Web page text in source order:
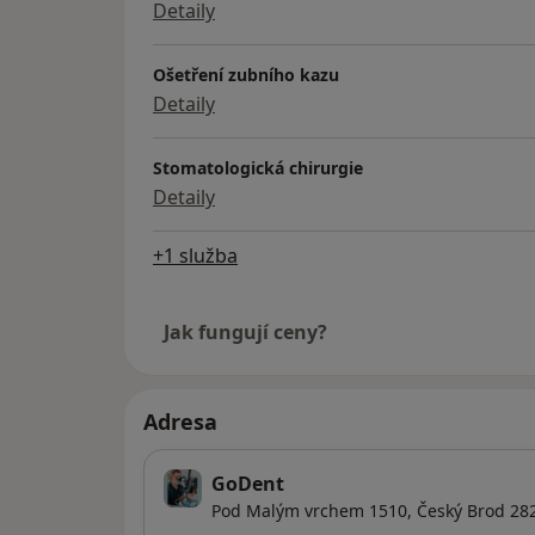
Detaily
Ošetření zubního kazu
Detaily
Stomatologická chirurgie
Detaily
+1 služba
Jak fungují ceny?
Adresa
GoDent
Pod Malým vrchem 1510, Český Brod